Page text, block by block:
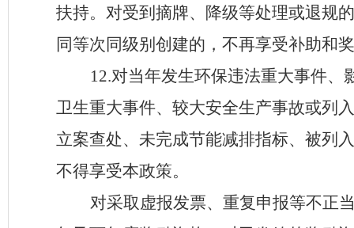
扶持。对受到摘牌、降级等处理或退规
同等次同级别创建的，不再享受补助和
12.对当年发生环保违法重大事件、
卫生重大事件、较大安全生产事故或列
立案查处、未完成节能减排指标、被列
不得享受本政策。
对采取虚报发票、重复申报等不正